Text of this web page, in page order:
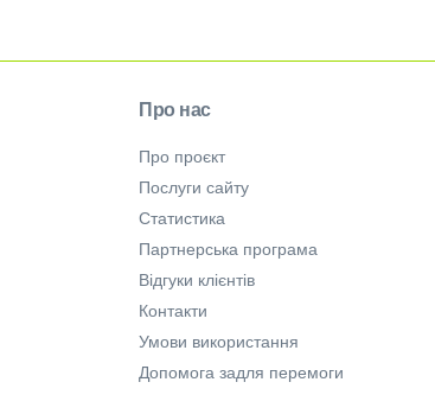
Про нас
Про проєкт
Послуги сайту
Статистика
Партнерська програма
Відгуки клієнтів
Контакти
Умови використання
Допомога задля перемоги